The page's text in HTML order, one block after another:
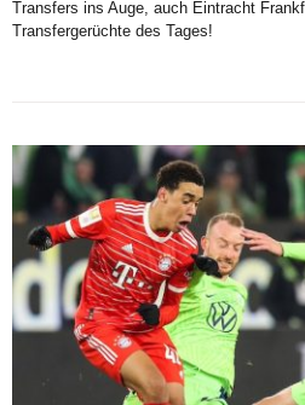
Transfers ins Auge, auch Eintracht
Transfergerüchte des Tages!